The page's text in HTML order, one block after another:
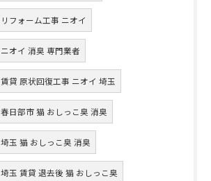
リフォーム工事 ニオイ
ニオイ 消臭 専門業者
賃貸 原状回復工事 ニオイ 埼玉
春日部市 猫 おしっこ臭 消臭
埼玉 猫 おしっこ臭 消臭
埼玉 賃貸 退去後 猫 おしっこ臭